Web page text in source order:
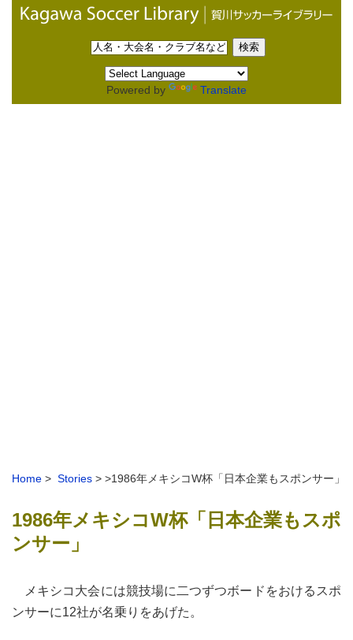
Powered by Translate
Home > Stories > >1986年メキシコW杯「日本企業もスポンサー」
1986年メキシコW杯「日本企業もスポ
ンサー」
メキシコ大会には競技場に二つずつボードをおけるスポ
ンサーに12社が名乗りをあげた。